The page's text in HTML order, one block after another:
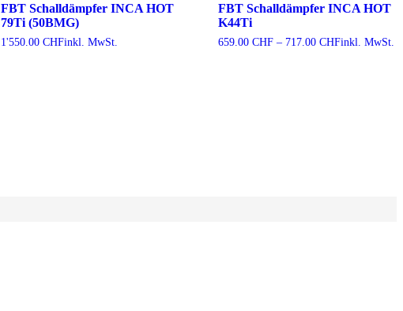
FBT Schalldämpfer INCA HOT
79Ti (50BMG)
1'550.00 CHFinkl. MwSt.
FBT Schalldämpfer INCA HOT
K44Ti
659.00CHF – 717.00CHFPreisspanne:
inkl. MwSt.